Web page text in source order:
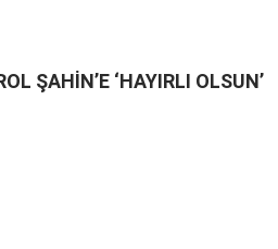
ŞAHİN’E ‘HAYIRLI OLSUN’